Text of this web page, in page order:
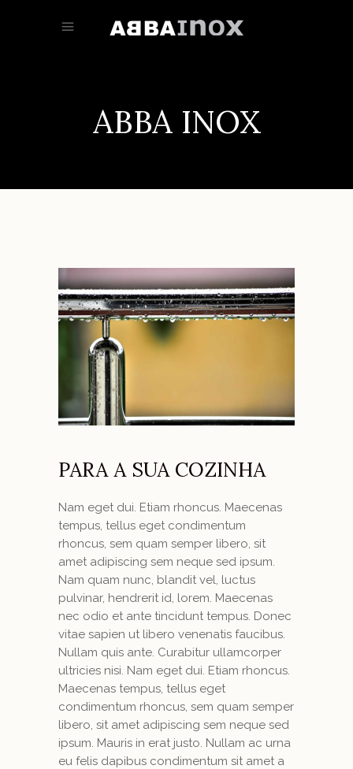
ABBA INOX
PARA A SUA COZINHA
Nam eget dui. Etiam rhoncus. Maecenas
tempus, tellus eget condimentum
rhoncus, sem quam semper libero, sit
amet adipiscing sem neque sed ipsum.
Nam quam nunc, blandit vel, luctus
pulvinar, hendrerit id, lorem. Maecenas
nec odio et ante tincidunt tempus. Donec
vitae sapien ut libero venenatis faucibus.
Nullam quis ante. Curabitur ullamcorper
ultricies nisi. Nam eget dui. Etiam rhoncus.
Maecenas tempus, tellus eget
condimentum rhoncus, sem quam semper
libero, sit amet adipiscing sem neque sed
ipsum. Mauris in erat justo. Nullam ac urna
eu felis dapibus condimentum sit amet a